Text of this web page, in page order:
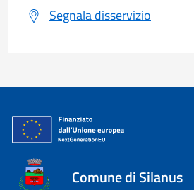
Segnala disservizio
Comune di Silanus